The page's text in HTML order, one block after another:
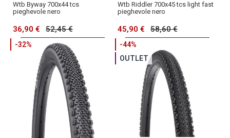
Wtb Byway 700x44 tcs
pieghevole nero
36,90 € 52,45 €
Wtb Riddler 700x45 tcs light fast
pieghevole nero
45,90 € 58,60 €
-32%
-44%
OUTLET